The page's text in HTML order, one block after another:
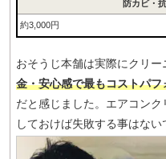
防カビ・
約3,000円
おそうじ本舗は実際にクリー
金・安心感で最もコストパ
だと感じました。エアコン
しておけば失敗する事はない